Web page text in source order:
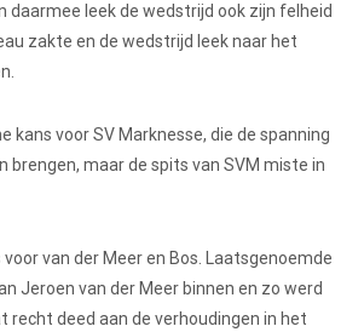
daarmee leek de wedstrijd ook zijn felheid
zakte en de wedstrijd leek naar het
kans voor SV Marknesse, die de spanning
brengen, maar de spits van SVM miste in
van der Meer en Bos. Laatsgenoemde
Jeroen van der Meer binnen en zo werd
recht deed aan de verhoudingen in het